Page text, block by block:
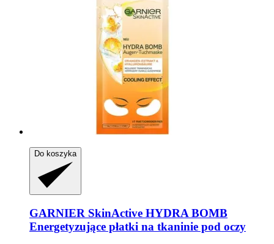
Do koszyka
GARNIER SkinActive HYDRA BOMB
Energetyzujące płatki na tkaninie pod oczy